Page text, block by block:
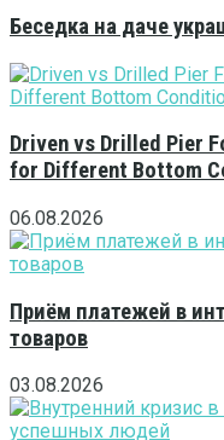
Беседка на даче
Driven vs Drilled Pier
for Different Bottom
06.08.2026
Приём платежей в
товаров
03.08.2026